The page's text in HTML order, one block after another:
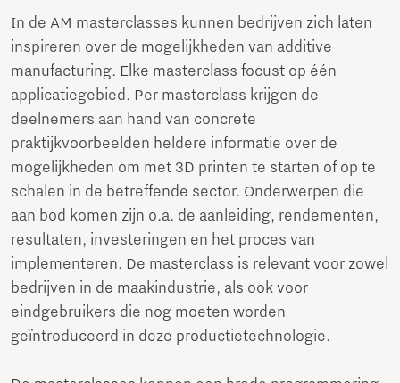
In de AM masterclasses kunnen bedrijven zich laten
inspireren over de mogelijkheden van additive
manufacturing. Elke masterclass focust op één
applicatiegebied. Per masterclass krijgen de
deelnemers aan hand van concrete
praktijkvoorbeelden heldere informatie over de
mogelijkheden om met 3D printen te starten of op te
schalen in de betreffende sector. Onderwerpen die
aan bod komen zijn o.a. de aanleiding, rendementen,
resultaten, investeringen en het proces van
implementeren. De masterclass is relevant voor zowel
bedrijven in de maakindustrie, als ook voor
eindgebruikers die nog moeten worden
geïntroduceerd in deze productietechnologie.